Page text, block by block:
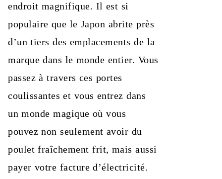
endroit magnifique. Il est si
populaire que le Japon abrite près
d’un tiers des emplacements de la
marque dans le monde entier. Vous
passez à travers ces portes
coulissantes et vous entrez dans
un monde magique où vous
pouvez non seulement avoir du
poulet fraîchement frit, mais aussi
payer votre facture d’électricité.